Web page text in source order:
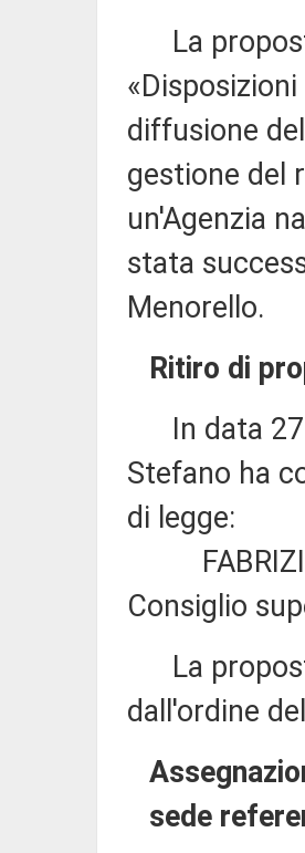
La
diffusione
gestione del
un'Agenzia
stata
Menorello.
Ritiro di
In data 27
Stefano ha
di legge:
FABRIZIO
Consiglio
La
dall'ordine
sede